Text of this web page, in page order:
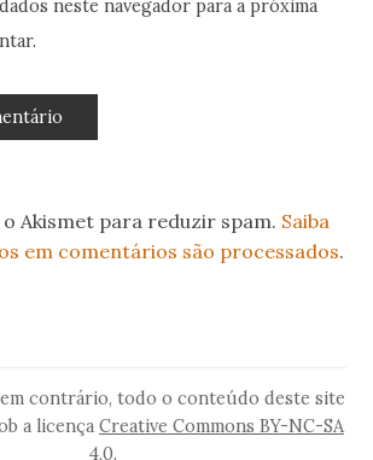
neste navegador para a próxima
Akismet para reduzir spam. Saiba
em comentários são processados.
em contrário, todo o conteúdo deste site
a licença Creative Commons BY-NC-SA
4.0.